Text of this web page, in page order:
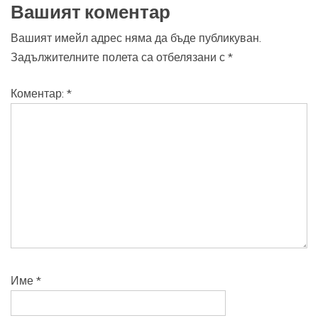
Вашият коментар
Вашият имейл адрес няма да бъде публикуван.
Задължителните полета са отбелязани с *
Коментар: *
Име *